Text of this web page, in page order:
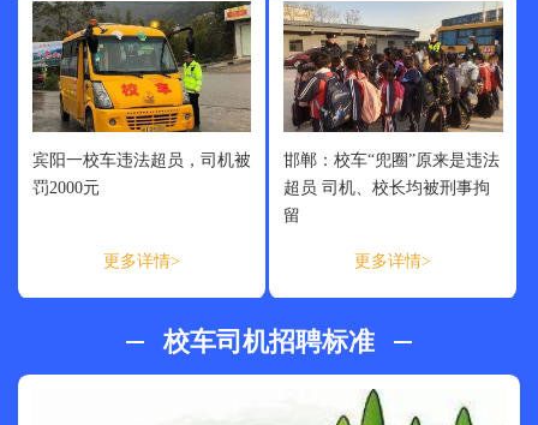
宾阳一校车违法超员，司机被
罚2000元
更多详情>
邯郸：校车“兜圈”原来是违法
超员 司机、校长均被刑事拘
留
更多详情>
校车司机招聘标准